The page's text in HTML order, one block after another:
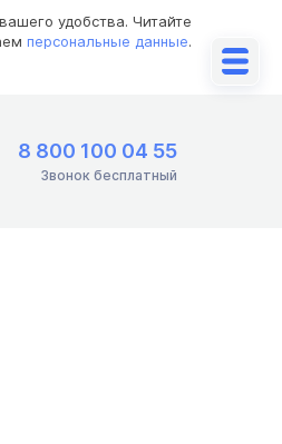
удобства. Читайте
персональные данные.
8 800 100 04 55
Звонок бесплатный